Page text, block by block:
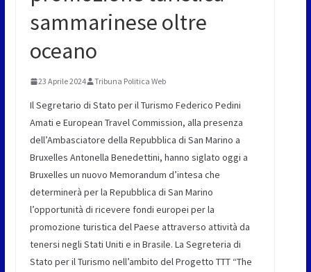
sammarinese oltre
oceano
23 Aprile 2024 Tribuna Politica Web
Il Segretario di Stato per il Turismo Federico Pedini
Amati e European Travel Commission, alla presenza
dell’Ambasciatore della Repubblica di San Marino a
Bruxelles Antonella Benedettini, hanno siglato oggi a
Bruxelles un nuovo Memorandum d’intesa che
determinerà per la Repubblica di San Marino
l’opportunità di ricevere fondi europei per la
promozione turistica del Paese attraverso attività da
tenersi negli Stati Uniti e in Brasile. La Segreteria di
Stato per il Turismo nell’ambito del Progetto TTT “The